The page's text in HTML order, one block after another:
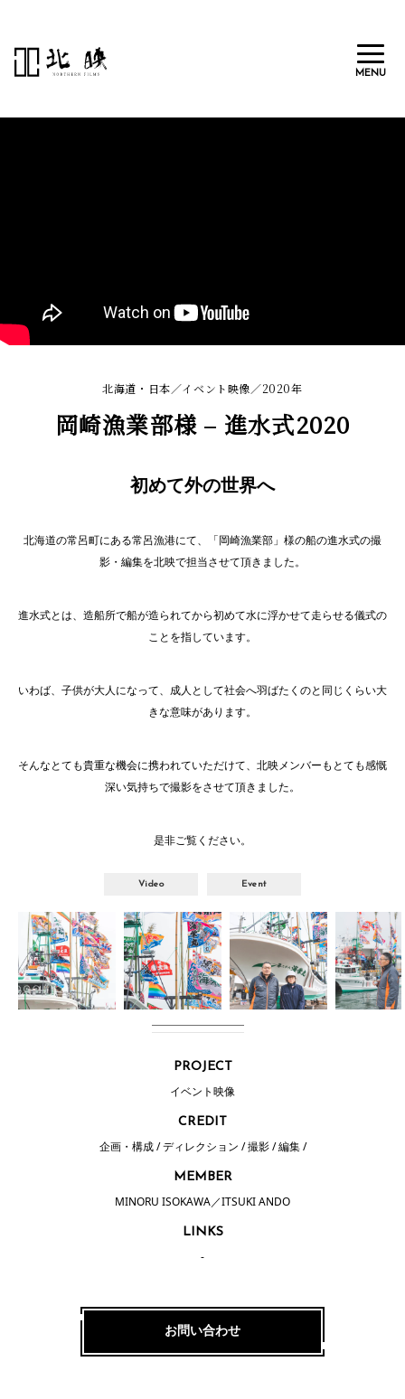
MENU
北海道・日本／イベント映像／2020年
岡崎漁業部様 – 進水式2020
初めて外の世界へ
北海道の常呂町にある常呂漁港にて、「岡崎漁業部」様の船の進水式の撮
影・編集を北映で担当させて頂きました。
進水式とは、造船所で船が造られてから初めて水に浮かせて走らせる儀式の
ことを指しています。
いわば、子供が大人になって、成人として社会へ羽ばたくのと同じくらい大
きな意味があります。
そんなとても貴重な機会に携われていただけて、北映メンバーもとても感慨
深い気持ちで撮影をさせて頂きました。
是非ご覧ください。
Video Event
PROJECT
イベント映像
CREDIT
企画・構成 / ディレクション / 撮影 / 編集 /
MEMBER
MINORU ISOKAWA ITSUKI ANDO
LINKS
-
お問い合わせ
ニュース
お問い合わせ